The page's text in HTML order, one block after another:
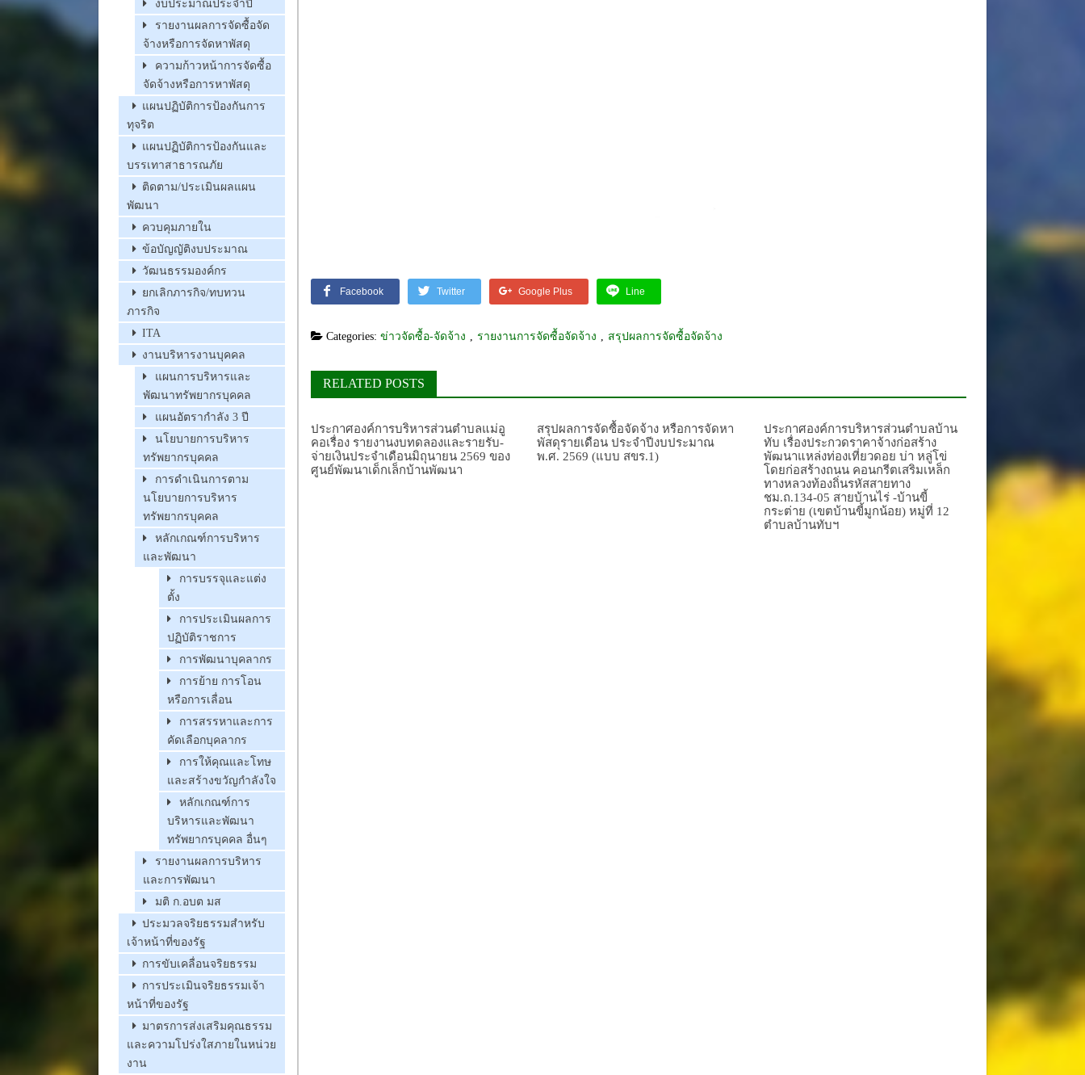
งบประมาณประจำปี
รายงานผลการจัดซื้อจัด
จ้างหรือการจัดหาพัสดุ
ความก้าวหน้าการจัดซื้อ
จัดจ้างหรือการหาพัสดุ
แผนปฏิบัติการป้องกันการ
ทุจริต
แผนปฏิบัติการป้องกันและ
บรรเทาสาธารณภัย
ติดตาม/ประเมินผลแผน
พัฒนา
ควบคุมภายใน
ข้อบัญญัติงบประมาณ
วัฒนธรรมองค์กร
ยกเลิกภารกิจ/ทบทวน
ภารกิจ
ITA
งานบริหารงานบุคคล
แผนการบริหารและ
พัฒนาทรัพยากรบุคคล
แผนอัตรากำลัง 3 ปี
นโยบายการบริหาร
ทรัพยากรบุคคล
การดำเนินการตาม
นโยบายการบริหาร
ทรัพยากรบุคคล
หลักเกณฑ์การบริหาร
และพัฒนา
การบรรจุและแต่ง
ตั้ง
การประเมินผลการ
ปฏิบัติราชการ
การพัฒนาบุคลากร
การย้าย การโอน
หรือการเลื่อน
การสรรหาและการ
คัดเลือกบุคลากร
การให้คุณและโทษ
และสร้างขวัญกำลังใจ
หลักเกณฑ์การ
บริหารและพัฒนา
ทรัพยากรบุคคล อื่นๆ
รายงานผลการบริหาร
และการพัฒนา
มติ ก.อบต มส
ประมวลจริยธรรมสำหรับ
เจ้าหน้าที่ของรัฐ
การขับเคลื่อนจริยธรรม
การประเมินจริยธรรมเจ้า
หน้าที่ของรัฐ
มาตรการส่งเสริมคุณธรรม
และความโปร่งใสภายในหน่วย
งาน
Facebook Twitter Google Plus Line
Categories: ข่าวจัดซื้อ-จัดจ้าง รายงานการจัดซื้อจัดจ้าง สรุปผลการจัดซื้อจัดจ้าง
RELATED POSTS
ประกาศองค์การบริหารส่วนตำบลแม่อู
คอเรื่อง รายงานงบทดลองและรายรับ-
จ่ายเงินประจำเดือนมิถุนายน 2569 ของ
ศูนย์พัฒนาเด็กเล็กบ้านพัฒนา
สรุปผลการจัดซื้อจัดจ้าง หรือการจัดหา
พัสดุรายเดือน ประจำปีงบประมาณ
พ.ศ. 2569 (แบบ สขร.1)
ประกาศองค์การบริหารส่วนตำบลบ้าน
ทับ เรื่องประกวดราคาจ้างก่อสร้าง
พัฒนาแหล่งท่องเที่ยวดอย บ่า หลู่โข่
โดยก่อสร้างถนน คอนกรีตเสริมเหล็ก
ทางหลวงท้องถิ่นรหัสสายทาง
ชม.ถ.134-05 สายบ้านไร่ -บ้านขี้
กระต่าย (เขตบ้านขี้มูกน้อย) หมู่ที่ 12
ตำบลบ้านทับฯ